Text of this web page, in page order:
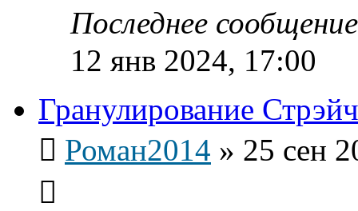
Последнее
12 янв 2024, 17:00
Гранулирование
Роман2014 » 25 сен